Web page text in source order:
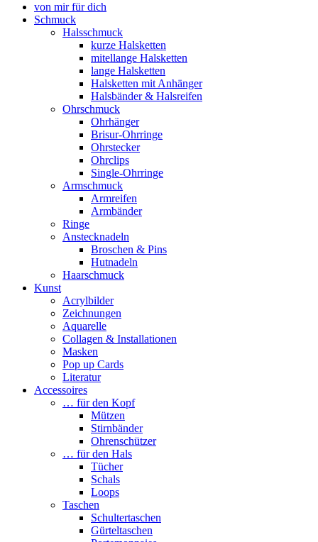
von mir für dich
Schmuck
Halsschmuck
kurze Halsketten
mitellange Halsketten
lange Halsketten
Halsketten mit Anhänger
Halsbänder & Halsreifen
Ohrschmuck
Ohrhänger
Brisur-Ohrringe
Ohrstecker
Ohrclips
Single-Ohrringe
Armschmuck
Armreifen
Armbänder
Ringe
Anstecknadeln
Broschen & Pins
Hutnadeln
Haarschmuck
Kunst
Acrylbilder
Zeichnungen
Aquarelle
Collagen & Installationen
Masken
Pop up Cards
Literatur
Accessoires
… für den Kopf
Mützen
Stirnbänder
Ohrenschützer
… für den Hals
Tücher
Schals
Loops
Taschen
Schultertaschen
Gürteltaschen